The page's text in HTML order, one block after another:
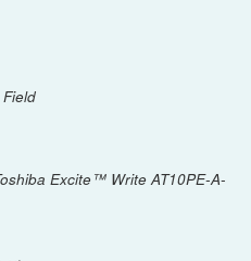
Excite™ Write AT10PE-A-